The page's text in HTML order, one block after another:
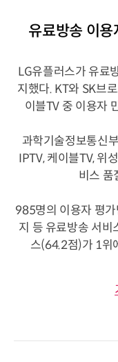
유료방송 이
LG유플러스가 유료
지했다. KT와 SK브
이블TV 중 이용자
과학기술정보통신
IPTV, 케이블TV, 위
비스 품
985명의 이용자 평가
지 등 유료방송 서비
스(64.2점)가 1위